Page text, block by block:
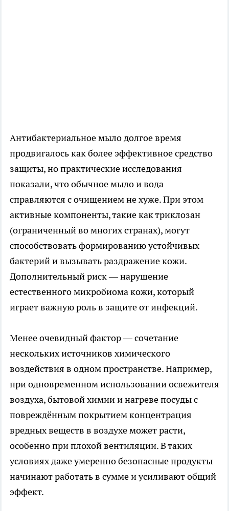
Антибактериальное мыло долгое время
продвигалось как более эффективное средство
защиты, но практические исследования
показали, что обычное мыло и вода
справляются с очищением не хуже. При этом
активные компоненты, такие как триклозан
(ограниченный во многих странах), могут
способствовать формированию устойчивых
бактерий и вызывать раздражение кожи.
Дополнительный риск — нарушение
естественного микробиома кожи, который
играет важную роль в защите от инфекций.
Менее очевидный фактор — сочетание
нескольких источников химического
воздействия в одном пространстве. Например,
при одновременном использовании освежителя
воздуха, бытовой химии и нагреве посуды с
повреждённым покрытием концентрация
вредных веществ в воздухе может расти,
особенно при плохой вентиляции. В таких
условиях даже умеренно безопасные продукты
начинают работать в сумме и усиливают общий
эффект.